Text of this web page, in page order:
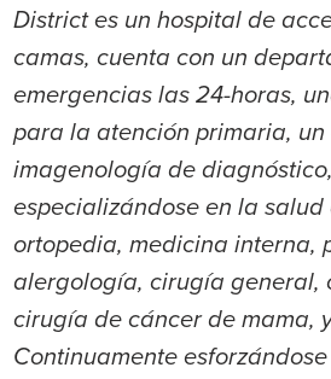
District es un hospital de
camas, cuenta con un
emergencias las 24-horas,
para la atención primaria, un
imagenología de
especializándose en la salud
ortopedia, medicina interna,
alergología, cirugía general,
cirugía de cáncer de mama,
Continuamente